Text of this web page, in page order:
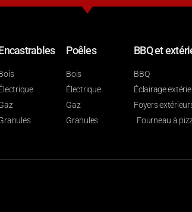
Poêles
Bois
Électrique
Gaz
Granules
BBQ et
BBQ
Éclairage
Foyers
Fourneau à